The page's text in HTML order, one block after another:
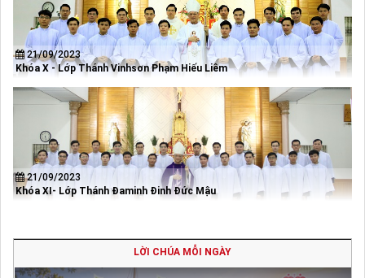
21/09/2023
Khóa X - Lớp Thánh Vinhsơn Phạm Hiếu Liêm
21/09/2023
Khóa XI- Lớp Thánh Đaminh Đinh Đức Mậu
LỜI CHÚA MỖI NGÀY